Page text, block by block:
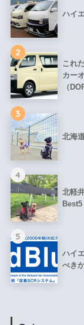
ハイ
2
これ
カー
（
3
北海
4
北軽
Best5
5
ハイ
べき